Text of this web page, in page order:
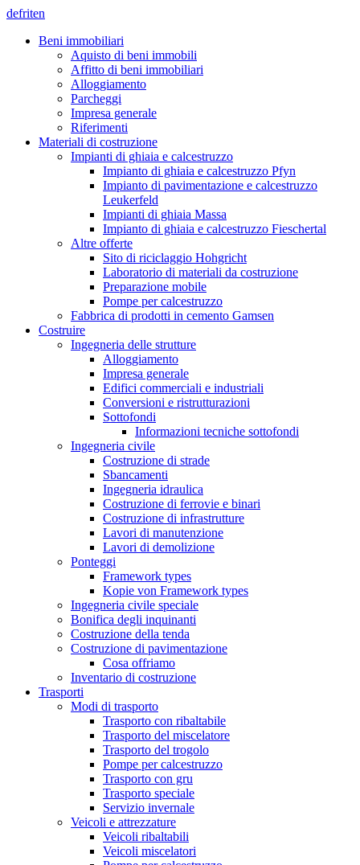
defriten
Beni immobiliari
Aquisto di beni immobili
Affitto di beni immobiliari
Alloggiamento
Parcheggi
Impresa generale
Riferimenti
Materiali di costruzione
Impianti di ghiaia e calcestruzzo
Impianto di ghiaia e calcestruzzo Pfyn
Impianto di pavimentazione e calcestruzzo
Leukerfeld
Impianti di ghiaia Massa
Impianto di ghiaia e calcestruzzo Fieschertal
Altre offerte
Sito di riciclaggio Hohgricht
Laboratorio di materiali da costruzione
Preparazione mobile
Pompe per calcestruzzo
Fabbrica di prodotti in cemento Gamsen
Costruire
Ingegneria delle strutture
Alloggiamento
Impresa generale
Edifici commerciali e industriali
Conversioni e ristrutturazioni
Sottofondi
Informazioni tecniche sottofondi
Ingegneria civile
Costruzione di strade
Sbancamenti
Ingegneria idraulica
Costruzione di ferrovie e binari
Costruzione di infrastrutture
Lavori di manutenzione
Lavori di demolizione
Ponteggi
Framework types
Kopie von Framework types
Ingegneria civile speciale
Bonifica degli inquinanti
Costruzione della tenda
Costruzione di pavimentazione
Cosa offriamo
Inventario di costruzione
Trasporti
Modi di trasporto
Trasporto con ribaltabile
Trasporto del miscelatore
Trasporto del trogolo
Pompe per calcestruzzo
Trasporto con gru
Trasporto speciale
Servizio invernale
Veicoli e attrezzature
Veicoli ribaltabili
Veicoli miscelatori